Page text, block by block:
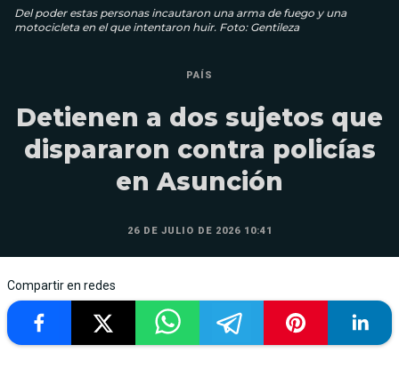
Del poder estas personas incautaron una arma de fuego y una
motocicleta en el que intentaron huir. Foto: Gentileza
PAÍS
Detienen a dos sujetos que
dispararon contra policías
en Asunción
26 DE JULIO DE 2026 10:41
Compartir en redes